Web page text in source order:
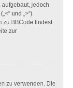
jedoch
und „>“)
zu BBCode findest
zur
zu verwenden. Die